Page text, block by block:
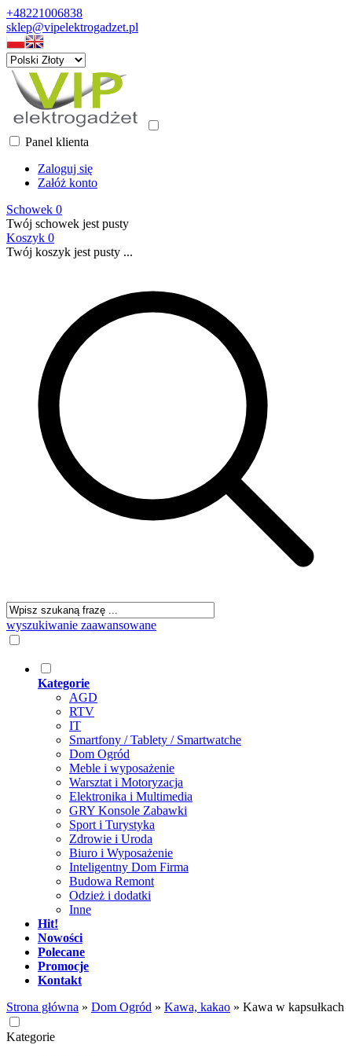
+48221006838
sklep@vipelektrogadzet.pl
Panel klienta
Zaloguj się
Załóż konto
Schowek 0
Twój schowek jest pusty
Koszyk 0
Twój koszyk jest pusty ...
wyszukiwanie zaawansowane
Kategorie
AGD
RTV
IT
Smartfony / Tablety / Smartwatche
Dom Ogród
Meble i wyposażenie
Warsztat i Motoryzacja
Elektronika i Multimedia
GRY Konsole Zabawki
Sport i Turystyka
Zdrowie i Uroda
Biuro i Wyposażenie
Inteligentny Dom Firma
Budowa Remont
Odzież i dodatki
Inne
Hit!
Nowości
Polecane
Promocje
Kontakt
Strona główna » Dom Ogród » Kawa, kakao » Kawa w kapsułkach
Kategorie